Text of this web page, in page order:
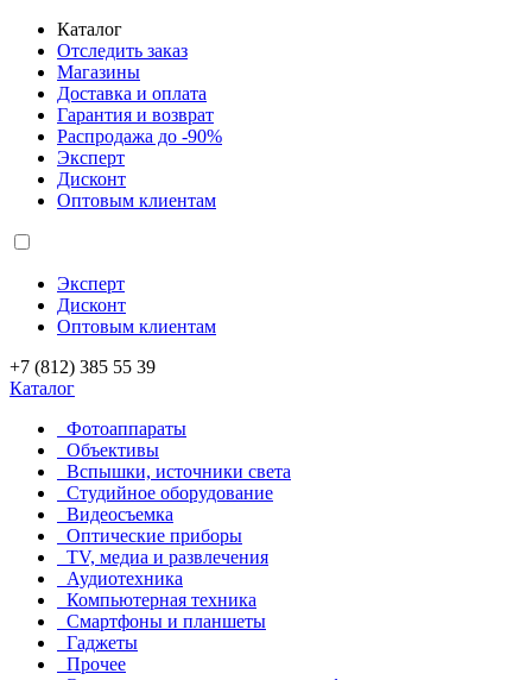
Каталог
Отследить заказ
Магазины
Доставка и оплата
Гарантия и возврат
Распродажа до -90%
Эксперт
Дисконт
Оптовым клиентам
Эксперт
Дисконт
Оптовым клиентам
+7 (812) 385 55 39
Каталог
Фотоаппараты
Объективы
Вспышки, источники света
Студийное оборудование
Видеосъемка
Оптические приборы
TV, медиа и развлечения
Аудиотехника
Компьютерная техника
Смартфоны и планшеты
Гаджеты
Прочее